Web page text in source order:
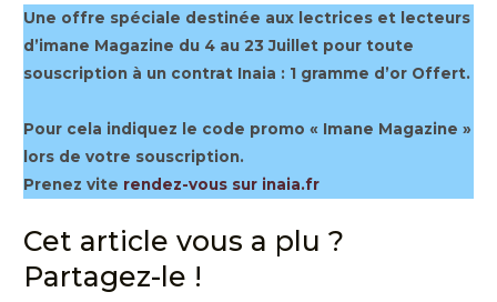
Une offre spéciale destinée aux lectrices et lecteurs
d’imane Magazine du 4 au 23 Juillet pour toute
souscription à un contrat Inaia : 1 gramme d’or Offert.
Pour cela indiquez le code promo « Imane Magazine »
lors de votre souscription.
Prenez vite rendez-vous sur inaia.fr
Cet article vous a plu ?
Partagez-le !